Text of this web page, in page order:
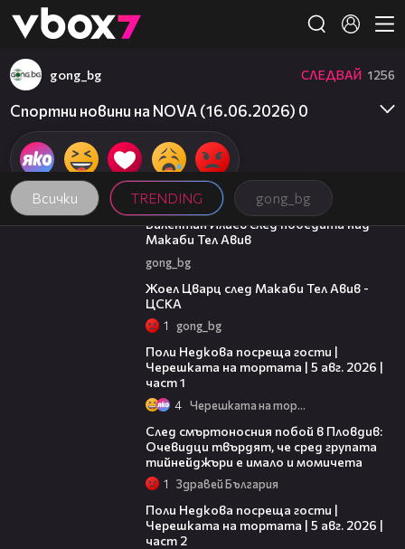
👾
Всички TRENDING gong_bg
gong_bg СЛЕДВАЙ 1256
Спортни новини на NOVA (16.06.2026) 0
06:38
Валентин Илиев след победата над
Макаби Тел Авив
gong_bg
Жоел Цварц след Макаби Тел Авив -
ЦСКА
1 gong_bg
Поли Недкова посреща гости |
Черешката на тортата | 5 авг. 2026 |
част 1
4 Черешката на тортата
След смъртоносния побой в Пловдив:
Очевидци твърдят, че сред групата
тийнейджъри е имало и момичета
1 Здравей България
Поли Недкова посреща гости |
Черешката на тортата | 5 авг. 2026 |
част 2